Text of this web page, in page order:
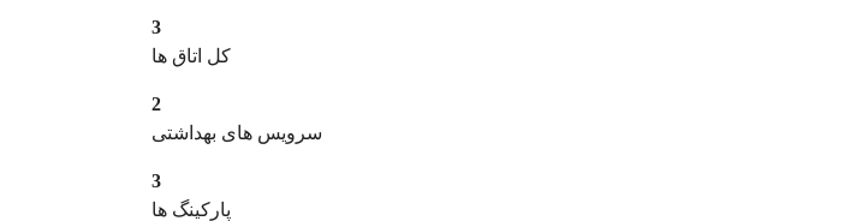
3
کل اتاق ها
2
سرویس های بهداشتی
3
پارکینگ ها